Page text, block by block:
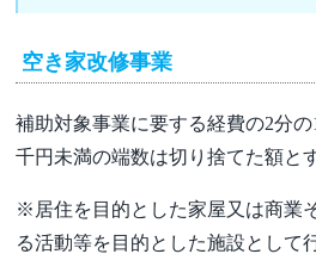
空き家改修事業
補助対象事業に要する経費の2分
千円未満の端数は切り捨てた額と
※居住を目的とした家屋又は商業
る活動等を目的とした施設として